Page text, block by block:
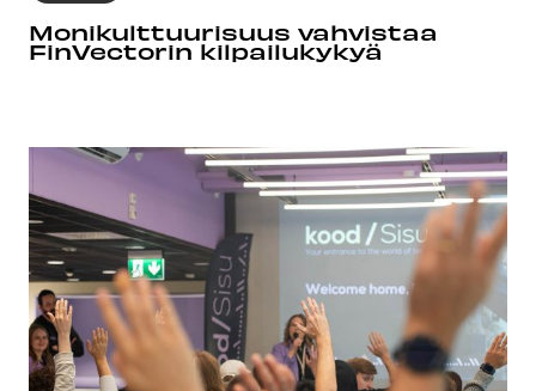
Monikulttuurisuus vahvistaa
FinVectorin kilpailukykyä